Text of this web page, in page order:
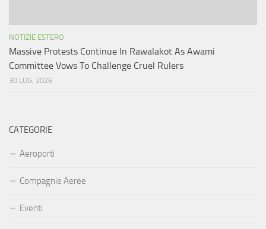
NOTIZIE ESTERO
Massive Protests Continue In Rawalakot As Awami
Committee Vows To Challenge Cruel Rulers
30 LUG, 2026
CATEGORIE
Aeroporti
Compagnie Aeree
Eventi